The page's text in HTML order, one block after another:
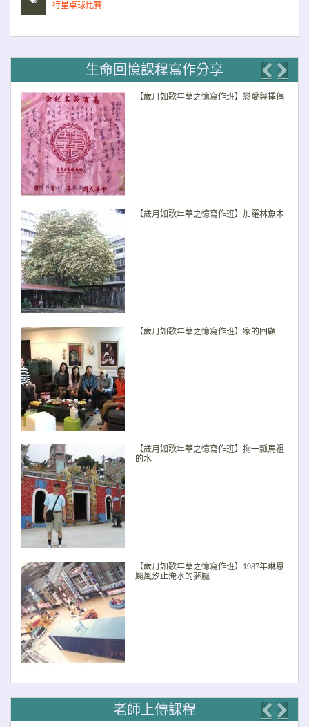
行星桌球比賽
生命回憶課程寫作分享
【歲月如歌年華之憶寫作班】戀愛與擇偶
【歲月如歌年華之憶寫作班】加羅林魚木
【歲月如歌年華之憶寫作班】家的回顧
【歲月如歌年華之憶寫作班】掬一瓢馬祖
的水
【歲月如歌年華之憶寫作班】1987年琳恩
颱風汐止淹水的夢魘
老師上傳課程